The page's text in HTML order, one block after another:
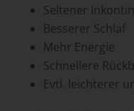
Seltener
Besserer Schlaf
Mehr Energie
Schnellere
Evtl. leichterer